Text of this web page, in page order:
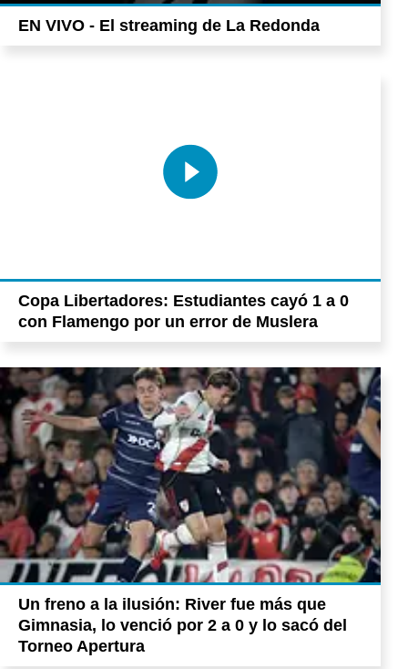
EN VIVO - El streaming de La Redonda
Copa Libertadores: Estudiantes cayó 1 a 0
con Flamengo por un error de Muslera
Un freno a la ilusión: River fue más que
Gimnasia, lo venció por 2 a 0 y lo sacó del
Torneo Apertura